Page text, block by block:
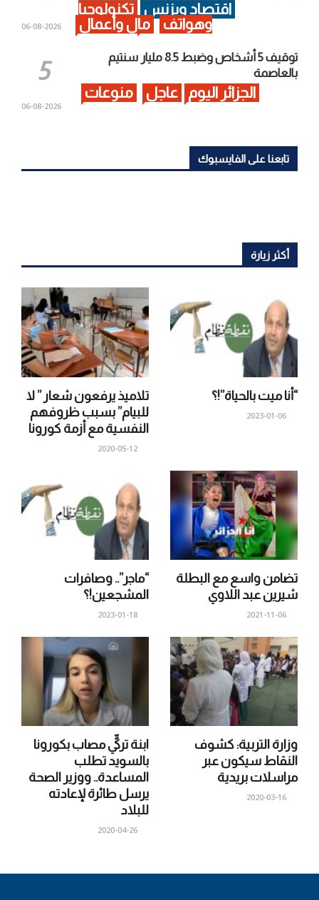
اقتصاد وبزنس
تكنولوجيا
وهواتف
مال وأعمال 2026-08-06
توقيف 5 أشخاص وضبط 8.5 مليار سنتيم
بالعاصمة
الجزائر اليوم عاجل منوعات
2026-08-06
تابعنا على الفايسبوك
أكثر زيارة
تلاميذ يرفعون شعار ” لا
للبيام” بسبب ظروفهم
النفسية مع أزمة كورونا
2020-05-12
“أنا ميت بالحياة”!؟
2023-01-06
“ماجر”.. وصافرات
المشجعين!؟
2023-01-18
تضامن واسع مع البطلة
شيرين عبد اللاوي
2021-11-06
ابنة تركيٍّ مصاب بكورونا
بالسويد تطلب
المساعدة.. ووزير الصحة
يرسل طائرة لإعادته
للبلاد
2020-04-26
وزارة التربية: كشوف
النقاط سيكون عبر
مراسلات بريدية
2020-03-16